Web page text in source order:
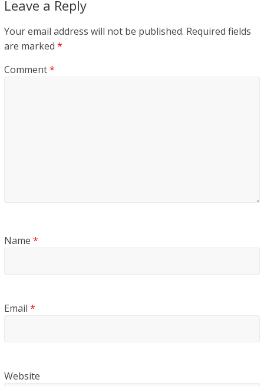
Leave a Reply
Your email address will not be published. Required fields
are marked *
Comment*
Name *
Email *
Website